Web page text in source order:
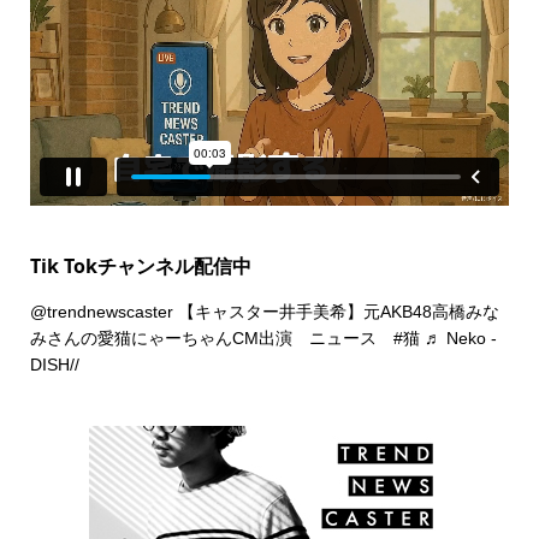
Tik Tokチャンネル配信中
@trendnewscaster【キャスター井手美希】元AKB48高橋みな
みさんの愛猫にゃーちゃんCM出演 ニュース #猫 ♬ Neko -
DISH//